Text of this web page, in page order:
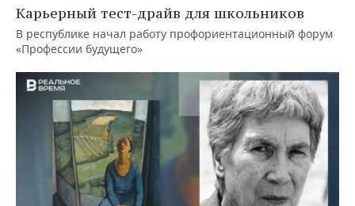
Карьерный тест-драйв для школьников
В республике начал работу профориентационный форум
«Профессии будущего»